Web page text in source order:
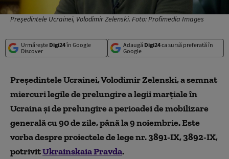
Președintele Ucrainei, Volodimir Zelenski. Foto: Profimedia Images
Urmărește Digi24în Google
Discover
Adaugă Digi24ca sursă preferată în
Google
Președintele Ucrainei, Volodimir Zelenski, a semnat
miercuri legile de prelungire a legii marțiale în
Ucraina și de prelungire a perioadei de mobilizare
generală cu 90 de zile, până la 9 noiembrie. Este
vorba despre proiectele de lege nr. 3891-IX, 3892-IX,
potrivitUkrainskaia Pravda.